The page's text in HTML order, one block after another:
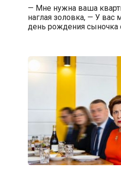
— Мне нужна ваша
наглая золовка, — У вас
день рождения сыночка